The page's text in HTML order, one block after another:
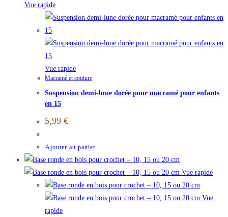
Vue rapide
Vue rapide
Macramé et couture
Suspension demi-lune dorée pour macramé pour enfants
en 15
5,99 €
Ajouter au panier
Vue rapide
Vue
rapide